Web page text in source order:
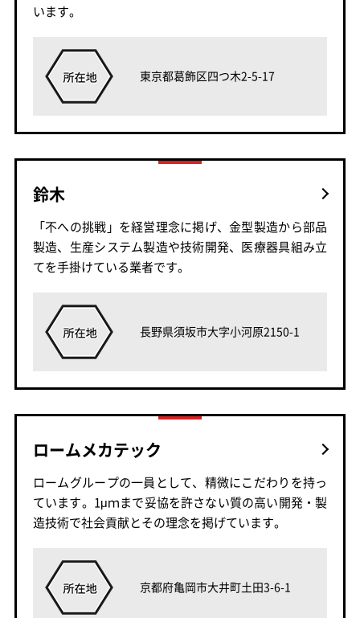
います。
東京都葛飾区四つ木2-5-17
鈴木
「不への挑戦」を経営理念に掲げ、金型製造から部品
製造、生産システム製造や技術開発、医療器具組み立
てを手掛けている業者です。
長野県須坂市大字小河原2150-1
ロームメカテック
ロームグループの一員として、精微にこだわりを持っ
ています。1μｍまで妥協を許さない質の高い開発・製
造技術で社会貢献とその理念を掲げています。
京都府亀岡市大井町土田3-6-1